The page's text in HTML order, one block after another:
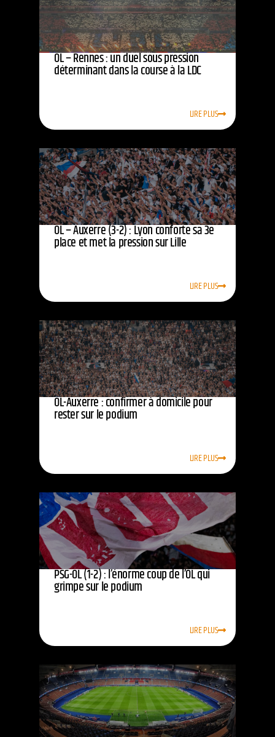
OL – Rennes : un duel sous pression
déterminant dans la course à la LDC
LIRE PLUS
OL – Auxerre (3-2) : Lyon conforte sa 3e
place et met la pression sur Lille
LIRE PLUS
OL-Auxerre : confirmer à domicile pour
rester sur le podium
LIRE PLUS
PSG-OL (1-2) : l’énorme coup de l’OL qui
grimpe sur le podium
LIRE PLUS